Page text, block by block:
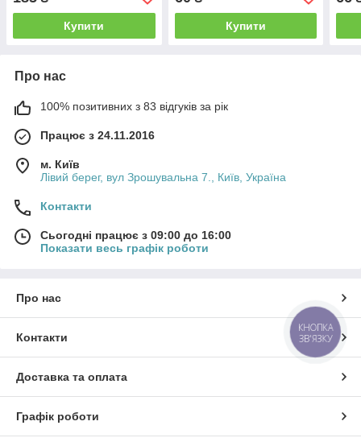
Купити Купити
Про нас
100% позитивних з 83 відгуків за рік
Працює з 24.11.2016
м. Київ
Лівий берег, вул Зрошувальна 7., Київ, Україна
Контакти
Сьогодні працює з 09:00 до 16:00
Показати весь графік роботи
Про нас
Контакти
Доставка та оплата
Графік роботи
КНОПКА
ЗВ'ЯЗКУ